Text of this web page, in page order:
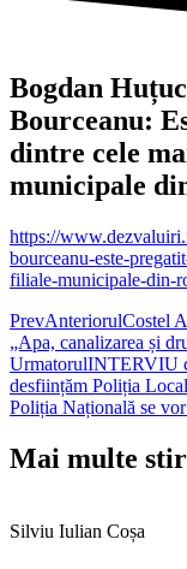
Bogdan
Bourceanu:
dintre cele
municipale
https://
bourceanu-este-
filiale-municipale-din-
PrevAnteriorulCostel
„Apa, canalizarea și
UrmatorulINTERVIU
desființăm Poliția
Poliția Națională se vor
Mai multe
Silviu Iulian Coșa